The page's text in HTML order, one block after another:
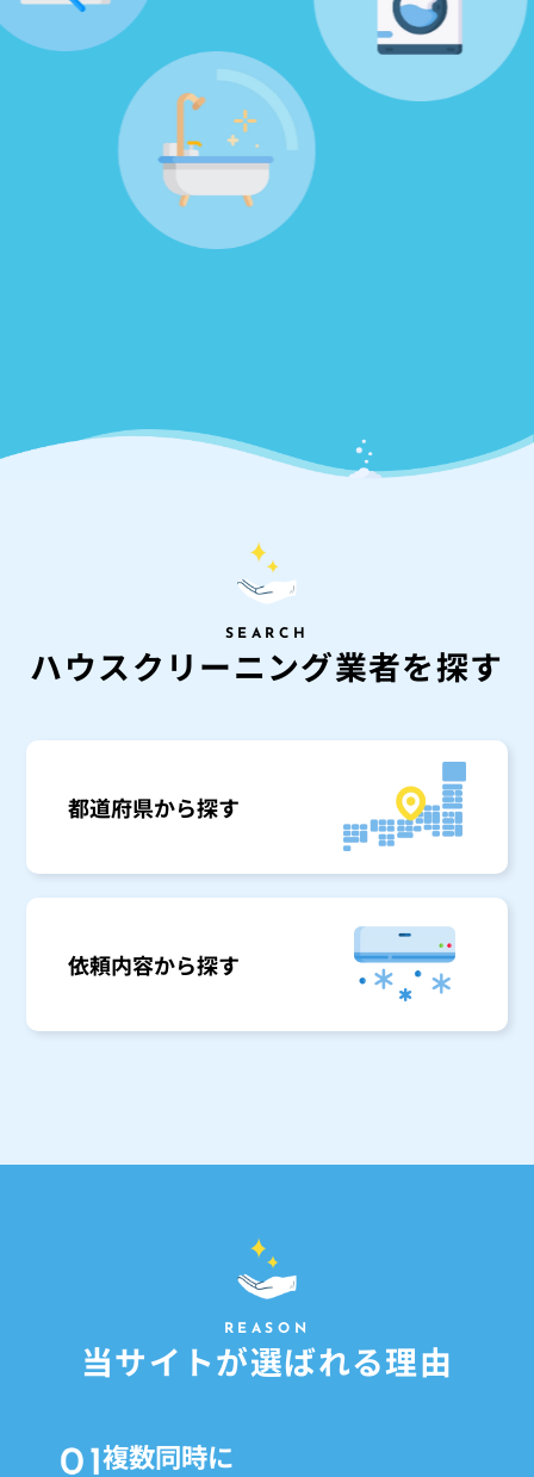
SEARCH
ハウスク リ ーニング業者を探す
都道府県から探す
依頼内容から探す
REASON
当サイ トが選ばれる理由
複数同時に